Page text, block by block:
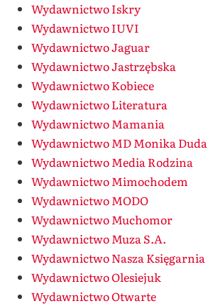
Wydawnictwo Iskry
Wydawnictwo IUVI
Wydawnictwo Jaguar
Wydawnictwo Jastrzębska
Wydawnictwo Kobiece
Wydawnictwo Literatura
Wydawnictwo Mamania
Wydawnictwo MD Monika Duda
Wydawnictwo Media Rodzina
Wydawnictwo Mimochodem
Wydawnictwo MODO
Wydawnictwo Muchomor
Wydawnictwo Muza S.A.
Wydawnictwo Nasza Księgarnia
Wydawnictwo Olesiejuk
Wydawnictwo Otwarte